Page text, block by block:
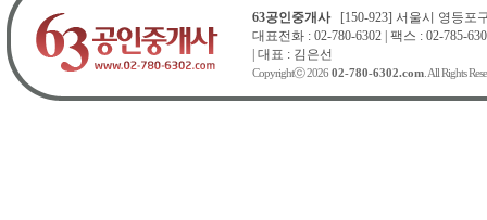
63공인중개사[150-923] 서울시 영등포
대표전화 : 02-780-6302 | 팩스 : 02-785-
| 대표 : 김은선
Copyrightⓒ 2026 02-780-6302.com. All Rights